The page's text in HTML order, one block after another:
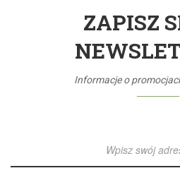
ZAPISZ
Informacje o